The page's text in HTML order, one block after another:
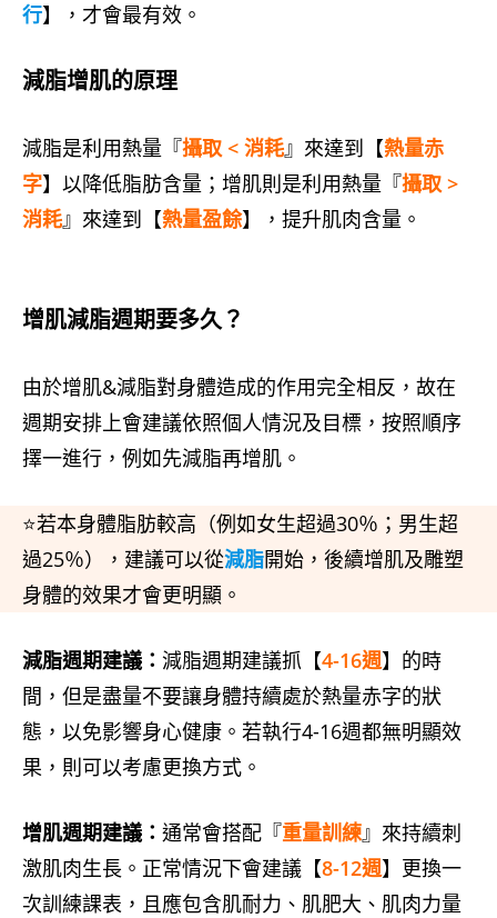
行】，才會最有效。
減脂增肌的原理
減脂是利用熱量『攝取 < 消耗』來達到【熱量赤
字】以降低脂肪含量；增肌則是利用熱量『攝取 >
消耗』來達到【熱量盈餘】，提升肌肉含量。
增肌減脂週期要多久？
由於增肌&減脂對身體造成的作用完全相反，故在
週期安排上會建議依照個人情況及目標，按照順序
擇一進行，例如先減脂再增肌。
⭐若本身體脂肪較高（例如女生超過30％；男生超
過25％），建議可以從減脂開始，後續增肌及雕塑
身體的效果才會更明顯。
減脂週期建議： 減脂週期建議抓【4-16週】的時
間，但是盡量不要讓身體持續處於熱量赤字的狀
態，以免影響身心健康。若執行4-16週都無明顯效
果，則可以考慮更換方式。
增肌週期建議： 通常會搭配『重量訓練』來持續刺
激肌肉生長。正常情況下會建議【8-12週】更換一
次訓練課表，且應包含肌耐力、肌肥大、肌肉力量